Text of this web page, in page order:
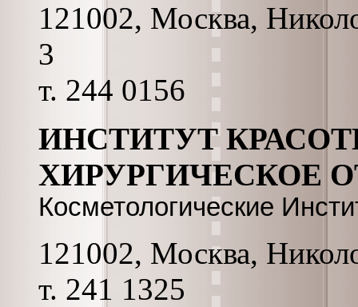
121002, Москва,
3
т. 244 0156
ИНСТИТУТ
ХИРУРГИЧЕСКОЕ
Косметологические
121002, Москва,
т. 241 1325